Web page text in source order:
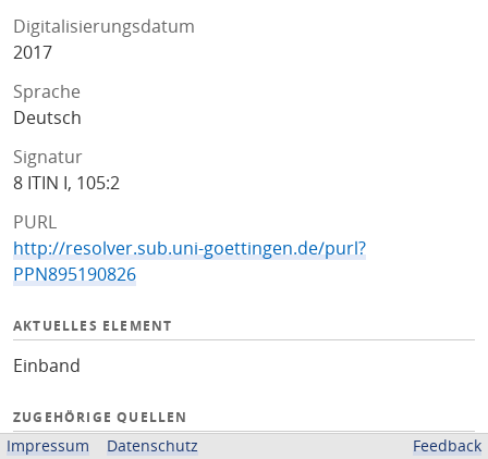
Digitalisierungsdatum
2017
Sprache
Deutsch
Signatur
8 ITIN I, 105:2
PURL
http://resolver.sub.uni-goettingen.de/purl?
PPN895190826
AKTUELLES ELEMENT
Einband
ZUGEHÖRIGE QUELLEN
Impressum Datenschutz Feedback